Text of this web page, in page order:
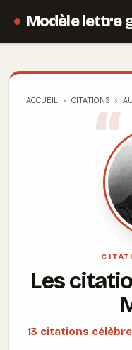
Modèle lettre
ACCUEIL CITATIONS
Les
13 citations